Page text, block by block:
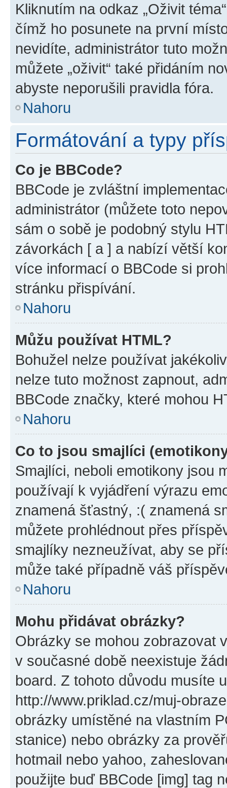
Kliknutím na odkaz „Oživit
čímž ho posunete na první
nevidíte, administrátor tuto
můžete „oživit“ také přidáním
abyste neporušili pravidla fóra.
Nahoru
Formátování a typy
Co je BBCode?
BBCode je zvláštní
administrátor (můžete toto
sám o sobě je podobný stylu
závorkách [ a ] a nabízí větší
více informací o BBCode si
stránku přispívání.
Nahoru
Můžu používat HTML?
Bohužel nelze používat
nelze tuto možnost zapnout,
BBCode značky, které mohou
Nahoru
Co to jsou smajlíci
Smajlíci, neboli emotikony jsou
používají k vyjádření výrazu
znamená šťastný, :( znamená
můžete prohlédnout přes
smajlíky nezneužívat, aby se
může také případně váš
Nahoru
Mohu přidávat obrázky?
Obrázky se mohou zobrazovat
v současné době neexistuje
board. Z tohoto důvodu musíte
http://www.priklad.cz/muj-
obrázky umístěné na vlastním
stanice) nebo obrázky za
hotmail nebo yahoo,
použijte buď BBCode [img] tag